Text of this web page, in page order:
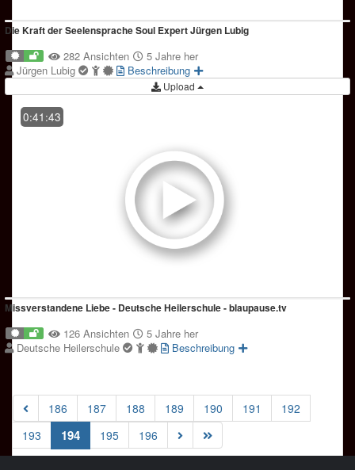
Die Kraft der Seelensprache Soul Expert Jürgen Lubig
282 Ansichten
5 Jahre her
Jürgen Lubig
Beschreibung
Upload
0:41:43
Missverstandene Liebe - Deutsche Heilerschule - blaupause.tv
126 Ansichten
5 Jahre her
Deutsche Heilerschule
Beschreibung
186 187 188 189 190 191
192
193
194(current)
195 196